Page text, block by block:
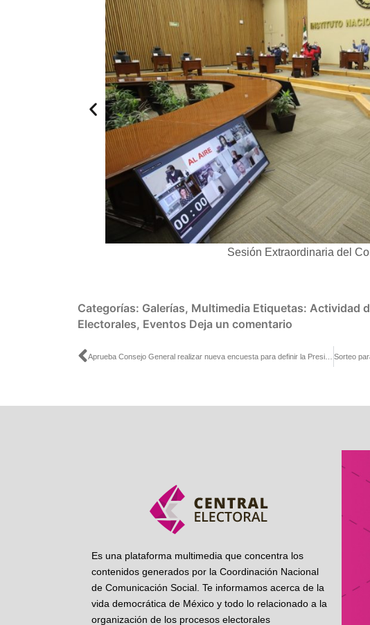
Sesión Extraordinaria del
Categorías: Galerías, Multimedia Etiquetas: Actividad
Electorales, Eventos Deja un comentario
Ant
Es una plataforma multimedia que concentra los
contenidos generados por la Coordinación Nacional
de Comunicación Social. Te informamos acerca de la
vida democrática de México y todo lo relacionado a la
organización de los procesos electorales